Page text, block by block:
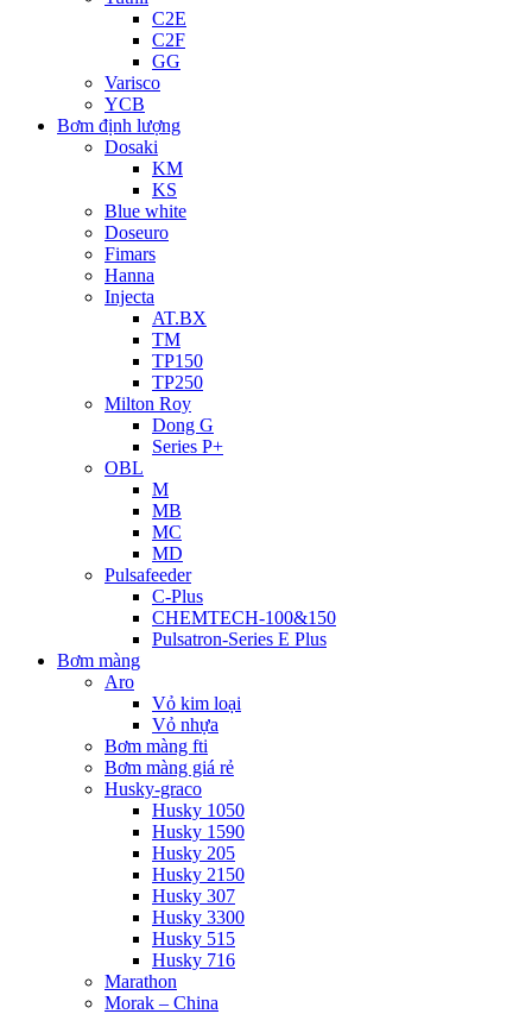
C2E
C2F
GG
Varisco
YCB
Bơm định lượng
Dosaki
KM
KS
Blue white
Doseuro
Fimars
Hanna
Injecta
AT.BX
TM
TP150
TP250
Milton Roy
Dong G
Series P+
OBL
M
MB
MC
MD
Pulsafeeder
C-Plus
CHEMTECH-100&150
Pulsatron-Series E Plus
Bơm màng
Aro
Vỏ kim loại
Vỏ nhựa
Bơm màng fti
Bơm màng giá rẻ
Husky-graco
Husky 1050
Husky 1590
Husky 205
Husky 2150
Husky 307
Husky 3300
Husky 515
Husky 716
Marathon
Morak – China